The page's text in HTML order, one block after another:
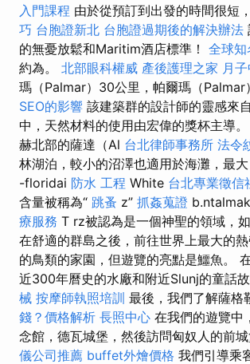
入門課程 由於從預訂到出發的時間很短
巧 台胞證新北 台胞證過期後的解決辦法
的無憂放鬆和Maritim酒店標準！ 全球
約為。 北部眼科權威 產後護理之家 月
瑪（Palmar）30公里，帕爾瑪（Palmar
SEO的影響 該建築群的設計師的靈感來
中，天然材料的使用由宏偉的獎杯主導。
赫北部的薩達（Al 台北律師事務所 法令
林湖泊，較小的沼澤也適用於海灘，最
-floridai 防水 工程 White 台北專業徵信
含量被稱為“ 跳蚤 z” 抓姦蒐證
療服務 T rz被認為是一個神聖的領域，
在舒適的群島之後，前往世界上最大的
的鳥類的家園，但遊覽的亮點是鱷魚。
近300年曆史的水廠和附近Slunj的童話故
械 按摩師執照培訓 最後，我們了解薩格
錢？價格解析 長照中心 在我們的遊覽中
念館，德瓦城堡，然後訪問匈奴人的前城
儀公司推薦 buffet外燴價格 我們引導乘